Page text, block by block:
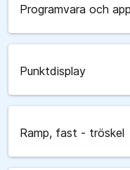
Programvara och
Punktdisplay
Ramp, fast - tröskel